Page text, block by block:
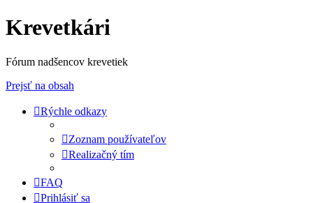
Krevetkári
Fórum nadšencov krevetiek
Prejsť na obsah
Rýchle odkazy
Zoznam používateľov
Realizačný tím
FAQ
Prihlásiť sa